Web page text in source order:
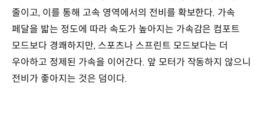
줄이고, 이를 통해 고속 영역에서의 전비를 확보한다. 가속
페달을 밟는 정도에 따라 속도가 높아지는 가속감은 컴포트
모드보다 경쾌하지만, 스포츠나 스프린트 모드보다는 더
우아하고 정제된 가속을 이어간다. 앞 모터가 작동하지 않으니
전비가 좋아지는 것은 덤이다.